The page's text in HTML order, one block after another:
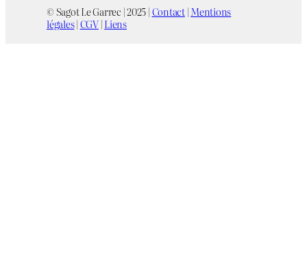
© Sagot Le Garrec | 2025 |Contact|Mentions
légales|CGV|Liens